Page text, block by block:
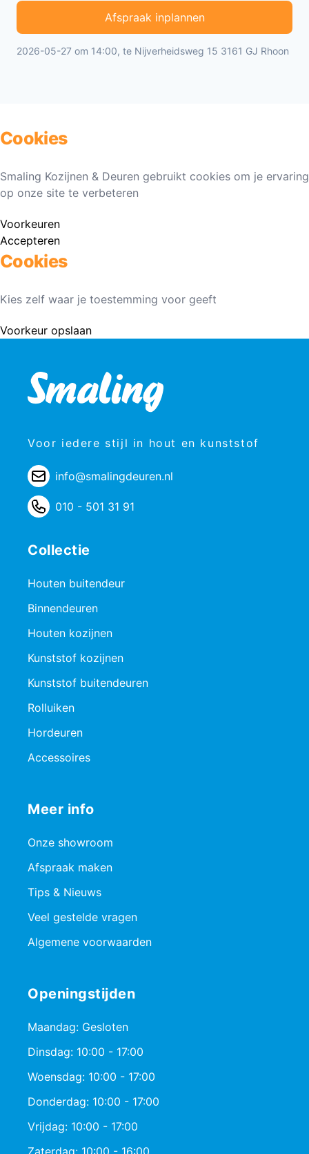
Afspraak inplannen
2026-05-27 om 14:00, te Nijverheidsweg 15 3161 GJ Rhoon
Cookies
Smaling Kozijnen & Deuren gebruikt cookies om je ervaring
op onze site te verbeteren
Voorkeuren
Accepteren
Cookies
Kies zelf waar je toestemming voor geeft
Voorkeur opslaan
Voor iedere stijl in hout en kunststof
info@smalingdeuren.nl
010 - 501 31 91
Collectie
Houten buitendeur
Binnendeuren
Houten kozijnen
Kunststof kozijnen
Kunststof buitendeuren
Rolluiken
Hordeuren
Accessoires
Meer info
Onze showroom
Afspraak maken
Tips & Nieuws
Veel gestelde vragen
Algemene voorwaarden
Openingstijden
Maandag: Gesloten
Dinsdag: 10:00 - 17:00
Woensdag: 10:00 - 17:00
Donderdag: 10:00 - 17:00
Vrijdag: 10:00 - 17:00